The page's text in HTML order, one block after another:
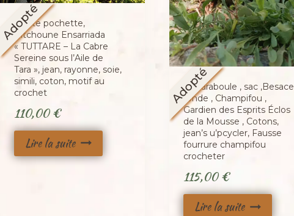
Petite pochette,
Pitchoune Ensarriada
« TUTTARE – La Cabre
Sereine sous l’Aile de
Tara », jean, rayonne, soie,
simili, coton, motif au
crochet
110,00€
Lire la suite
Adopté
La caraboule , sac ,Besace
ronde , Champifou ,
Gardien des Esprits Éclos
de la Mousse , Cotons,
jean’s u’pcycler, Fausse
fourrure champifou
crocheter
115,00€
Lire la suite